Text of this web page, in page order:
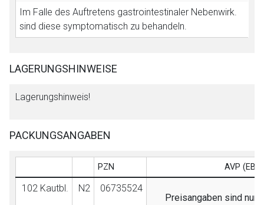
Im Falle des Auftretens gastrointestinaler Nebenwirk.
sind diese symptomatisch zu behandeln.
LAGERUNGSHINWEISE
Lagerungshinweis!
PACKUNGSANGABEN
PZN AVP (EB)/
102 Kautbl. N2
06735524
Preisangaben sind nur